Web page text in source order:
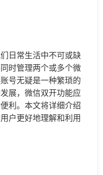
日常生活中不可或缺
时管理两个或多个微
号无疑是一种繁琐的
展，微信双开功能应
利。本文将详细介绍
户更好地理解和利用